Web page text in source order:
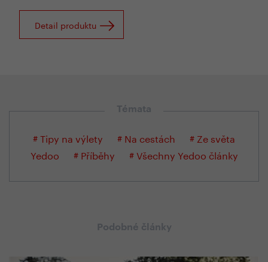
Detail produktu
Témata
# Tipy na výlety # Na cestách
# Ze světa
Yedoo
# Příběhy # Všechny Yedoo články
Podobné články